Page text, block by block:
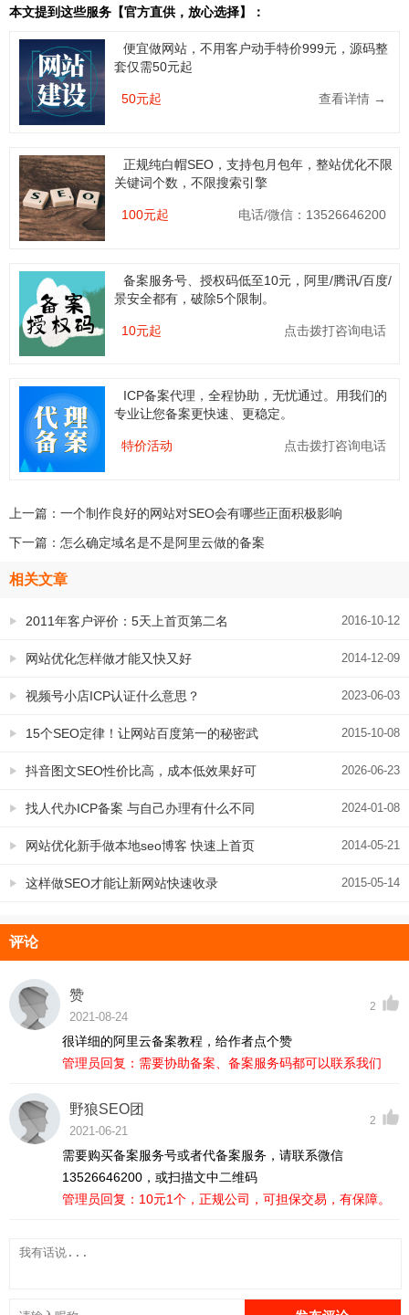
本文提到这些服务【官方直供，放心选择】：
便宜做网站，不用客户动手特价999元，源码整
套仅需50元起
50元起 查看详情 →
正规纯白帽SEO，支持包月包年，整站优化不限
关键词个数，不限搜索引擎
100元起 电话/微信：13526646200
备案服务号、授权码低至10元，阿里/腾讯/百度/
景安全都有，破除5个限制。
10元起 点击拨打咨询电话
ICP备案代理，全程协助，无忧通过。用我们的
专业让您备案更快速、更稳定。
特价活动 点击拨打咨询电话
上一篇： 一个制作良好的网站对SEO会有哪些正面积极影响
下一篇： 怎么确定域名是不是阿里云做的备案
相关文章
2016-10-12
2011年客户评价：5天上首页第二名
2014-12-09
网站优化怎样做才能又快又好
2023-06-03
视频号小店ICP认证什么意思？
2015-10-08
15个SEO定律！让网站百度第一的秘密武
器 2026-06-23
抖音图文SEO性价比高，成本低效果好可
日更托管 2024-01-08
找人代办ICP备案 与自己办理有什么不同
掏钱找人办值得吗？ 2014-05-21
网站优化新手做本地seo博客 快速上首页
的关键点 2015-05-14
这样做SEO才能让新网站快速收录
评论
赞
2021-08-24
2
很详细的阿里云备案教程，给作者点个赞
管理员回复：需要协助备案、备案服务码都可以联系我们
野狼SEO团
队
2021-06-21
2
需要购买备案服务号或者代备案服务，请联系微信
13526646200，或扫描文中二维码
管理员回复：10元1个，正规公司，可担保交易，有保障。